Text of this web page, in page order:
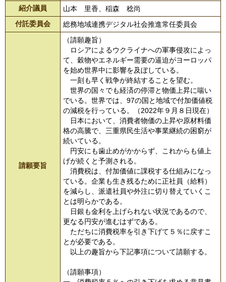
紹介議員
山本 里香、稲森 稔尚
付託委員会
総務地域連携デジタル社会推進常任委員会
請願要旨
（請願趣旨）
ロシアによるウクライナへの軍事侵攻によっ
て、穀物やエネルギー需要の逼迫がヨーロッパ
を始め世界中に影響を及ぼしている。
一刻も早く戦争が終結することを望む。
世界の国々でも経済の停滞と物価上昇に喘い
でいる。世界では、97の国と地域で付加価値税
の減税を行っている。（2022年９月８日現在）
日本において、消費者物価の上昇や原材料価
格の高騰で、三重県民生活や事業継続の困窮が
続いている。
円安にも歯止めがかからず、これからも値上
げが続くと予測される。
消費税は、付加価値に課税する仕組みになっ
ている。企業も生き残るために正社員（給料）
を減らし、派遣社員や外注に切り替えていくこ
とは明らかである。
日銀も金利を上げられない状況であるので、
更なる円安が進むはずである。
ただちに消費税率を引き下げて５％に戻すこ
とが必要である。
以上の趣旨から下記事項について請願する。
（請願事項）